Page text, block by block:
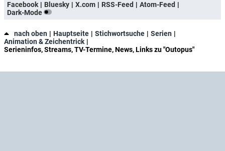
Facebook
Bluesky X.com RSS-Feed
Atom-Feed
Dark-Mode
nach oben Hauptseite Stichwortsuche
Serien
Animation & Zeichentrick
Serieninfos, Streams, TV-Termine, News, Links zu "Outopus"